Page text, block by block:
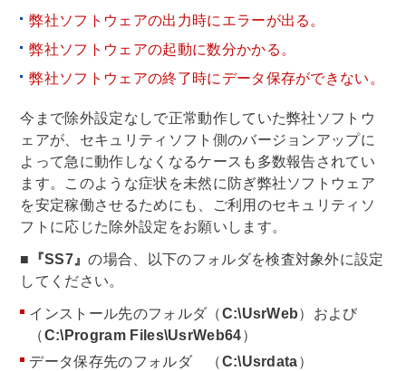
弊社ソフトウェアの出力時にエラーが出る。
弊社ソフトウェアの起動に数分かかる。
弊社ソフトウェアの終了時にデータ保存ができない。
今まで除外設定なしで正常動作していた弊社ソフトウ
ェアが、セキュリティソフト側のバージョンアップに
よって急に動作しなくなるケースも多数報告されてい
ます。このような症状を未然に防ぎ弊社ソフトウェア
を安定稼働させるためにも、ご利用のセキュリティソ
フトに応じた除外設定をお願いします。
■ 『SS7』の場合、以下のフォルダを検査対象外に設定
してください。
インストール先のフォルダ（C:\UsrWeb）および
（C:\Program Files\UsrWeb64）
データ保存先のフォルダ （C:\Usrdata）